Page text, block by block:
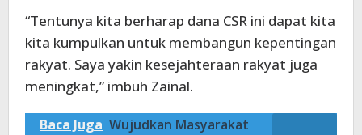
“Tentunya kita berharap dana CSR ini dapat kita
kita kumpulkan untuk membangun kepentingan
rakyat. Saya yakin kesejahteraan rakyat juga
meningkat,” imbuh Zainal.
Baca Juga Wujudkan Masyarakat